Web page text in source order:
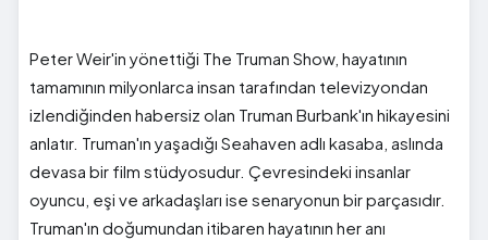
Peter Weir'in yönettiği The Truman Show, hayatının
tamamının milyonlarca insan tarafından televizyondan
izlendiğinden habersiz olan Truman Burbank'ın hikayesini
anlatır. Truman'ın yaşadığı Seahaven adlı kasaba, aslında
devasa bir film stüdyosudur. Çevresindeki insanlar
oyuncu, eşi ve arkadaşları ise senaryonun bir parçasıdır.
Truman'ın doğumundan itibaren hayatının her anı